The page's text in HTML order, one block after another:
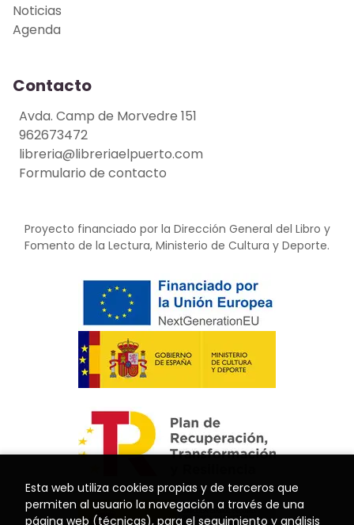
Noticias
Agenda
Contacto
Avda. Camp de Morvedre 151
962673472
libreria@libreriaelpuerto.com
Formulario de contacto
Proyecto financiado por la Dirección General del Libro y
Fomento de la Lectura, Ministerio de Cultura y Deporte.
Esta web utiliza cookies propias y de terceros que
permiten al usuario la navegación a través de una
página web (técnicas), para el seguimiento y análisis